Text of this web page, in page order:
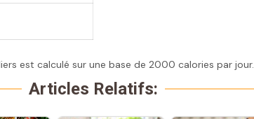
est calculé sur une base de 2000 calories par jour.
Articles Relatifs: